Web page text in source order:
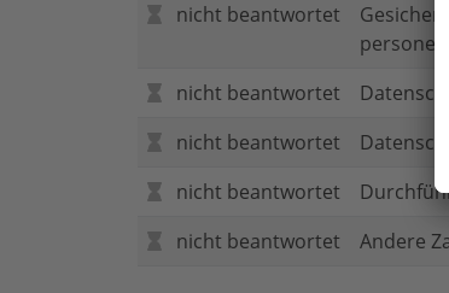
nicht beantwortet
nicht beantwortet
nicht beantwortet
nicht beantwortet
nicht beantwortet
Andere